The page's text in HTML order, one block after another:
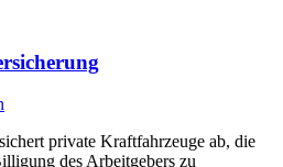
private Kraftfahrzeuge ab, die
des Arbeitgebers zu